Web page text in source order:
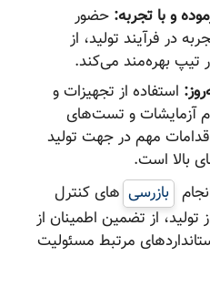
و با تجربه:حضور
در فرآیند تولید، از
بهره‌مند می‌کند.
استفاده از تجهیزات و
آزمایشات و تست‌های
مهم در جهت تولید
است.
بازرسی‌ های کنترل
از تضمین اطمینان از
مرتبط مسئولیت